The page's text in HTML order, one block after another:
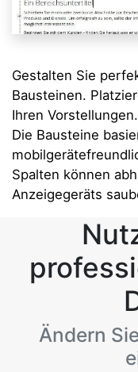
Gestalten Sie
Bausteinen.
Ihren Vorstellungen.
Die Bausteine
Spalten können
Anzeigegeräts
Ändern